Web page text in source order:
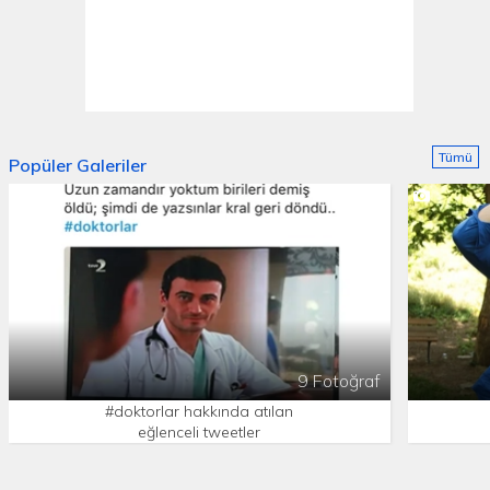
Popüler Galeriler
9 Fotoğraf
#doktorlar hakkında atılan
eğlenceli tweetler
Tümü